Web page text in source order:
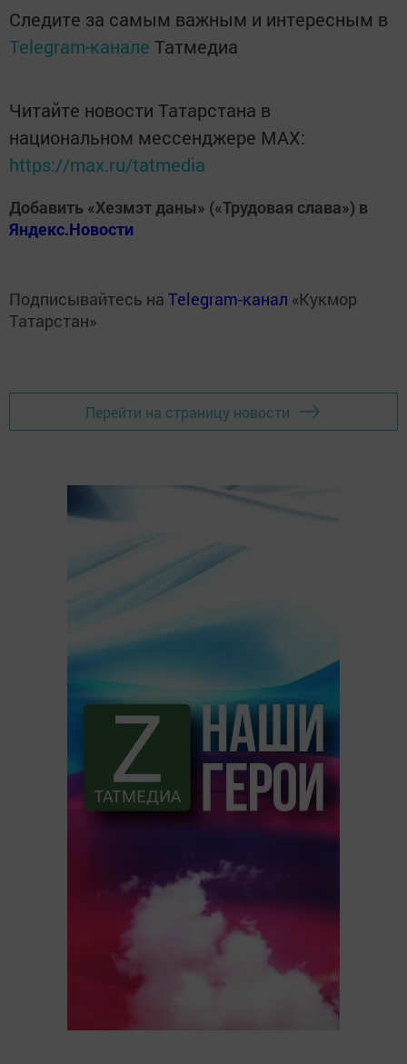
Следите за самым важным и интересным в
Telegram-канале Татмедиа
Читайте новости Татарстана в
национальном мессенджере MАХ:
https://max.ru/tatmedia
Добавить «Хезмэт даны» («Трудовая слава») в
Яндекс.Новости
Подписывайтесь на Telegram-канал «Кукмор
Татарстан»
Перейти на страницу новости